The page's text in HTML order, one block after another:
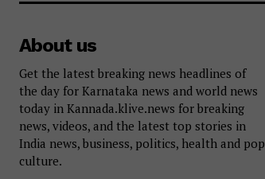
About us
Get the latest breaking news headlines of
the day for Karnataka news and world news
today in Kannada.klive.news for breaking
news, videos, and the latest top stories in
India news, business, politics, health and pop
culture.